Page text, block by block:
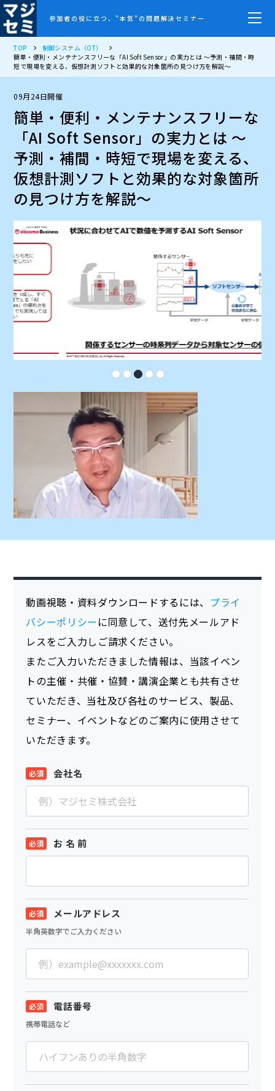
参加者の役に立つ、”本気”の問題解決セミナー
TOP
制御システム（OT）
簡単・便利・メンテナンスフリーな「AI Soft Sensor」の実力とは ～予測・補間・時
短で現場を変える、仮想計測ソフトと効果的な対象箇所の見つけ方を解説～
09月24日開催
簡単・便利・メンテナンスフリーな
「AI Soft Sensor」の実力とは ～
予測・補間・時短で現場を変える、
仮想計測ソフトと効果的な対象箇所
の見つけ方を解説～
動画視聴・資料ダウンロードするには、 プライ
バシーポリシー に同意して、送付先メールアド
レスをご入力しご請求ください。
またご入力いただきました情報は、当該イベン
トの主催・共催・協賛・講演企業とも共有させ
ていただき、当社及び各社のサービス、製品、
セミナー、イベントなどのご案内に使用させて
いただきます。
会社名
お 名 前
メールアドレス
半角英数字でご入力ください
電話番号
携帯電話など